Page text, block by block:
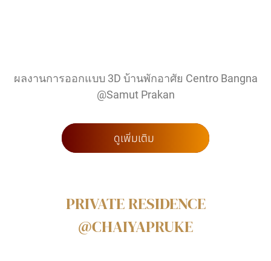
ผลงานการออกแบบ 3D บ้านพักอาศัย Centro Bangna
@Samut Prakan
ดูเพิ่มเติม
PRIVATE RESIDENCE
@CHAIYAPRUKE